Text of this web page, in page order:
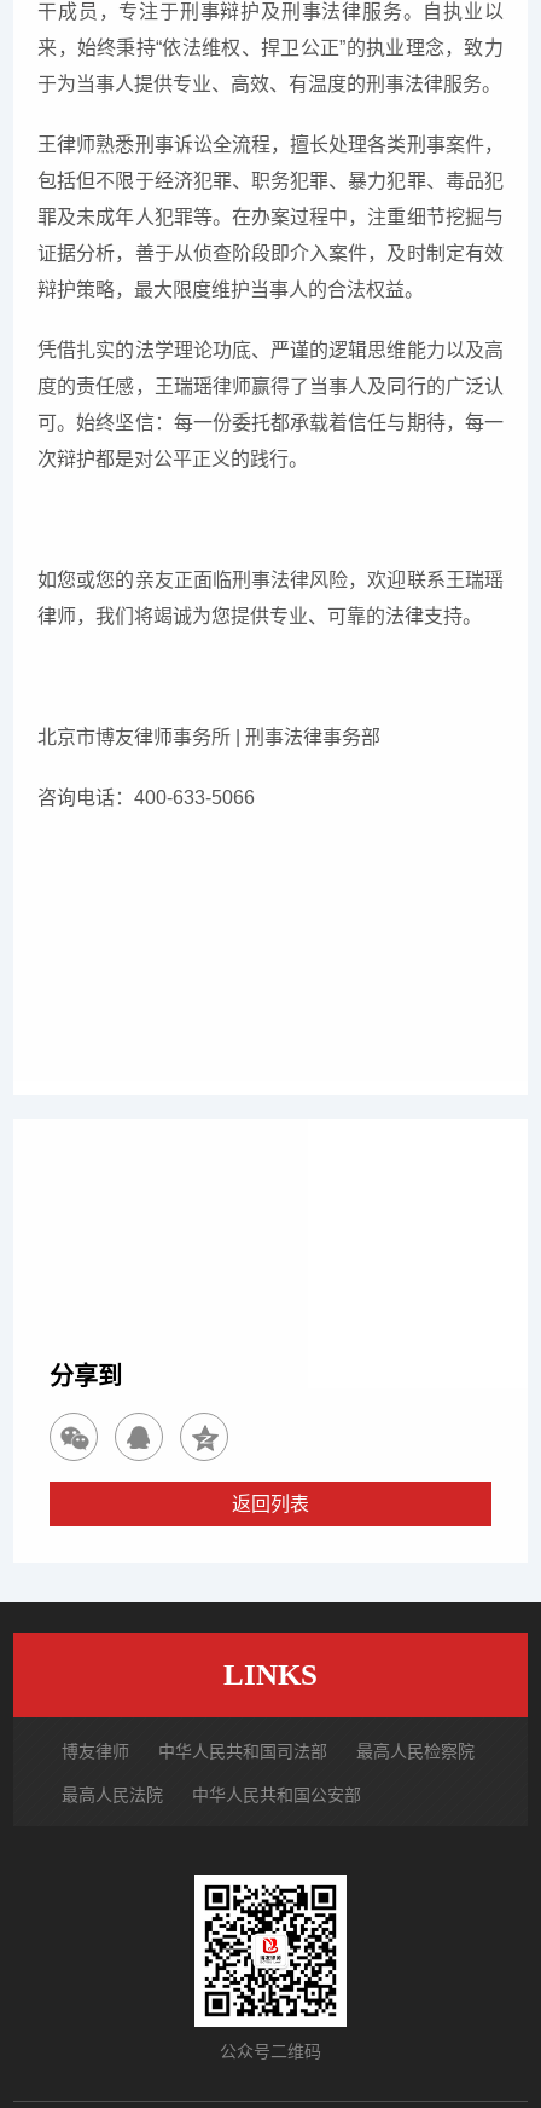
干成员，专注于刑事辩护及刑事法律服务。自执业以
来，始终秉持“依法维权、捍卫公正”的执业理念，致力
于为当事人提供专业、高效、有温度的刑事法律服务。
王律师熟悉刑事诉讼全流程，擅长处理各类刑事案件，
包括但不限于经济犯罪、职务犯罪、暴力犯罪、毒品犯
罪及未成年人犯罪等。在办案过程中，注重细节挖掘与
证据分析，善于从侦查阶段即介入案件，及时制定有效
辩护策略，最大限度维护当事人的合法权益。
凭借扎实的法学理论功底、严谨的逻辑思维能力以及高
度的责任感，王瑞瑶律师赢得了当事人及同行的广泛认
可。始终坚信：每一份委托都承载着信任与期待，每一
次辩护都是对公平正义的践行。
如您或您的亲友正面临刑事法律风险，欢迎联系王瑞瑶
律师，我们将竭诚为您提供专业、可靠的法律支持。
北京市博友律师事务所 | 刑事法律事务部
咨询电话：400-633-5066
分享到
返回列表
LINKS
博友律师 中华人民共和国司法部 最高人民检察院
最高人民法院 中华人民共和国公安部
北京市朝阳区律师协会 中国裁判文书网
公众号二维码